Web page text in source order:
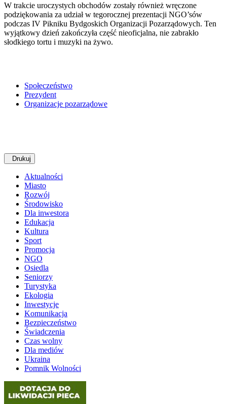
W trakcie uroczystych obchodów zostały również wręczone
podziękowania za udział w tegorocznej prezentacji NGO’sów
podczas IV Pikniku Bydgoskich Organizacji Pozarządowych. Ten
wyjątkowy dzień zakończyła część nieoficjalna, nie zabrakło
słodkiego tortu i muzyki na żywo.
Społeczeństwo
Prezydent
Organizacje pozarządowe
Drukuj
Aktualności
Miasto
Rozwój
Środowisko
Dla inwestora
Edukacja
Kultura
Sport
Promocja
NGO
Osiedla
Seniorzy
Turystyka
Ekologia
Inwestycje
Komunikacja
Bezpieczeństwo
Świadczenia
Czas wolny
Dla mediów
Ukraina
Pomnik Wolności